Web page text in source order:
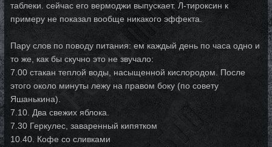
таблеки. сейчас его вермоджи выпускает. Л-тироксин к
примеру не показал вообще никакого эффекта.
Пару слов по поводу питания: ем каждый день по часа одно и
то же, как бы скучно это не звучало:
7.00 стакан теплой воды, насыщенной кислородом. После
этого около минуты лежу на правом боку (по совету
Яшанькина).
7.10. Два свежих яблока.
7.30 Геркулес, заваренный кипятком
10.40. Кофе со сливками